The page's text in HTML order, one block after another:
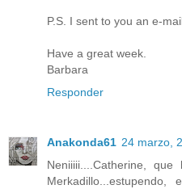
P.S. I sent to you an e-
Have a great week.
Barbara
Responder
Anakonda61 24 marzo,
Neniiiii....Catherine,